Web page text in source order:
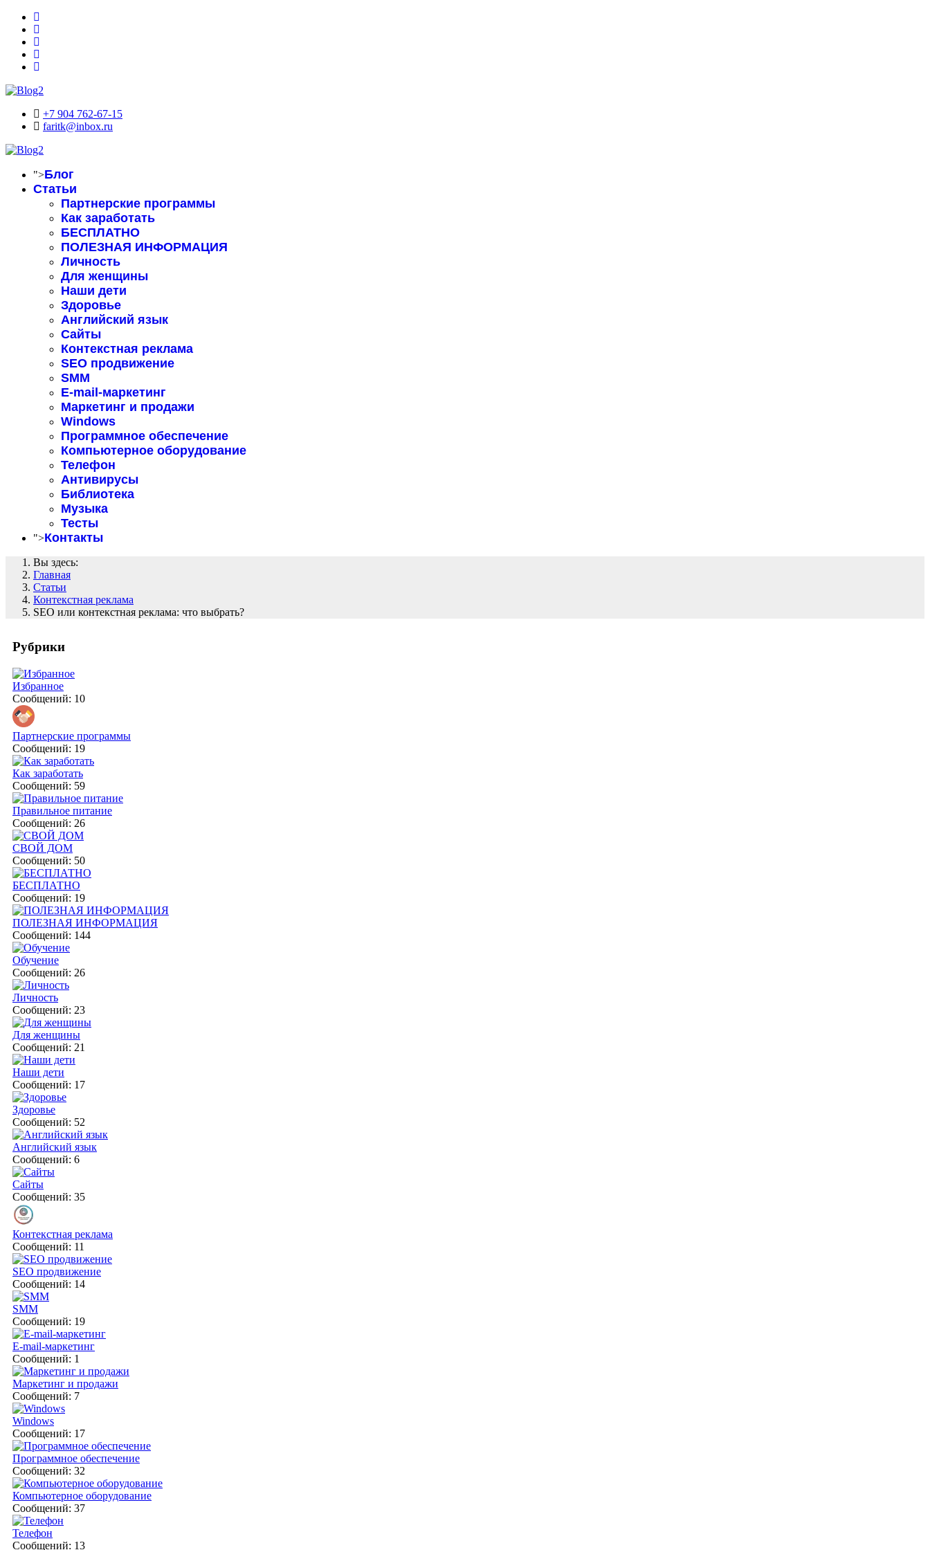
+7 904 762-67-15
faritk@inbox.ru
">Блог
Статьи
Партнерские программы
Как заработать
БЕСПЛАТНО
ПОЛЕЗНАЯ ИНФОРМАЦИЯ
Личность
Для женщины
Наши дети
Здоровье
Английский язык
Сайты
Контекстная реклама
SEO продвижение
SMM
E-mail-маркетинг
Маркетинг и продажи
Windows
Программное обеспечение
Компьютерное оборудование
Телефон
Антивирусы
Библиотека
Музыка
Тесты
">Контакты
Вы здесь:
Главная
Статьи
Контекстная реклама
SEO или контекстная реклама: что выбрать?
Рубрики
Избранное
Сообщений: 10
Партнерские программы
Сообщений: 19
Как заработать
Сообщений: 59
Правильное питание
Сообщений: 26
СВОЙ ДОМ
Сообщений: 50
БЕСПЛАТНО
Сообщений: 19
ПОЛЕЗНАЯ ИНФОРМАЦИЯ
Сообщений: 144
Обучение
Сообщений: 26
Личность
Сообщений: 23
Для женщины
Сообщений: 21
Наши дети
Сообщений: 17
Здоровье
Сообщений: 52
Английский язык
Сообщений: 6
Сайты
Сообщений: 35
Контекстная реклама
Сообщений: 11
SEO продвижение
Сообщений: 14
SMM
Сообщений: 19
E-mail-маркетинг
Сообщений: 1
Маркетинг и продажи
Сообщений: 7
Windows
Сообщений: 17
Программное обеспечение
Сообщений: 32
Компьютерное оборудование
Сообщений: 37
Телефон
Сообщений: 13